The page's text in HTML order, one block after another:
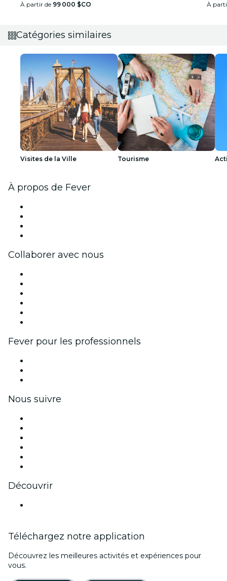
À partir de 99 000 $CO
À
Catégories similaires
Visites de la Ville Tourisme
À propos de Fever
Collaborer avec nous
Fever pour les professionnels
Nous suivre
Découvrir
Téléchargez notre application
Découvrez les meilleures activités et expériences pour
vous.